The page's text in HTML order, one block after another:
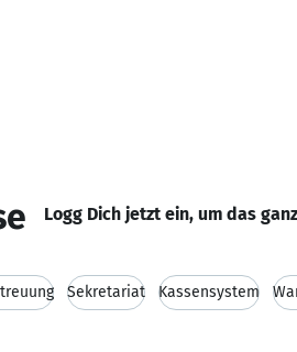
Logg Dich jetzt ein, um das
Sekretariat Kassensystem